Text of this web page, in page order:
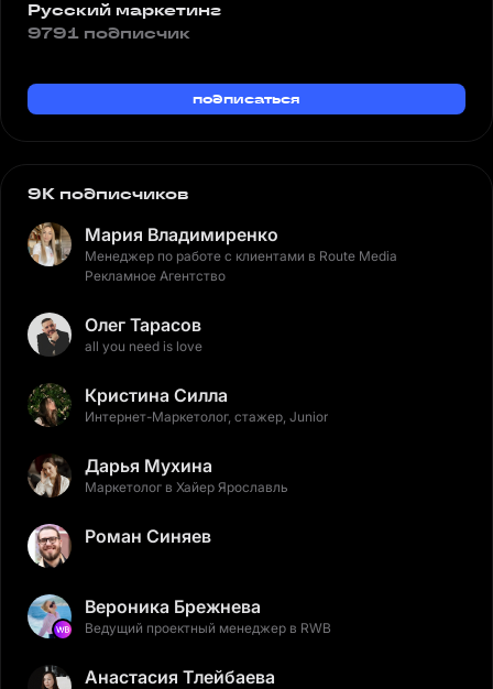
Русский маркетинг
9791 подписчик
подписаться
9K подписчиков
Мария Владимиренко
Менеджер по работе с клиентами в Route Media
Рекламное Агентство
Олег Тарасов
all you need is love
Кристина Силла
Интернет-Маркетолог, стажер, Junior
Дарья Мухина
Маркетолог в Хайер Ярославль
Роман Синяев
Вероника Брежнева
Ведущий проектный менеджер в RWB
Анастасия Тлейбаева